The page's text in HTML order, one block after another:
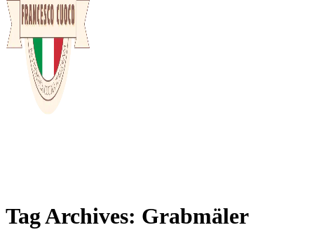
Tag Archives: Grabmäler